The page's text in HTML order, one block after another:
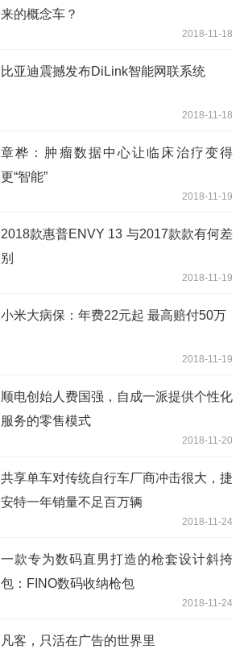
来的概念车？
2018-11-18
比亚迪震撼发布DiLink智能网联系统
2018-11-18
章桦：肿瘤数据中心让临床治疗变得
更“智能”
2018-11-19
2018款惠普ENVY 13 与2017款款有何差
别
2018-11-19
小米大病保：年费22元起 最高赔付50万
2018-11-19
顺电创始人费国强，自成一派提供个性化
服务的零售模式
2018-11-20
共享单车对传统自行车厂商冲击很大，捷
安特一年销量不足百万辆
2018-11-24
一款专为数码直男打造的枪套设计斜挎
包：FINO数码收纳枪包
2018-11-24
凡客，只活在广告的世界里